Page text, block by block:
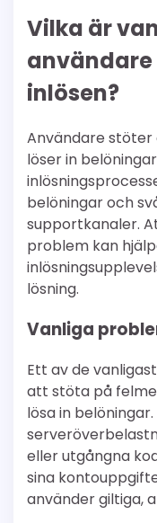
Vilka är
användare
inlösen?
Användare
löser in
belöningar och
supportkanaler.
problem kan
lösning.
Vanliga
Ett av de
att stöta på
lösa in
eller utgångna
sina
använder giltiga,